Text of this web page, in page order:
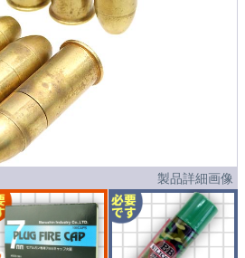
製品詳細画像